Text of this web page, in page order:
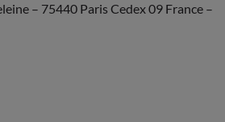
– 75440 Paris Cedex 09 France –